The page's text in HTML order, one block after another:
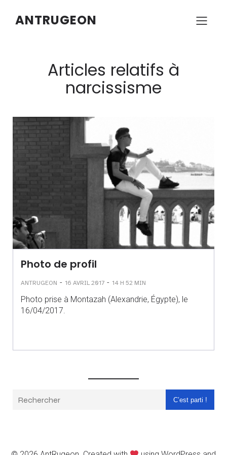
ANTRUGEON
Articles relatifs à
narcissisme
Photo de profil
ANTRUGEON - 16 AVRIL 2017 - 14 H 52 MIN
Photo prise à Montazah (Alexandrie, Égypte), le
16/04/2017.
C’est parti !